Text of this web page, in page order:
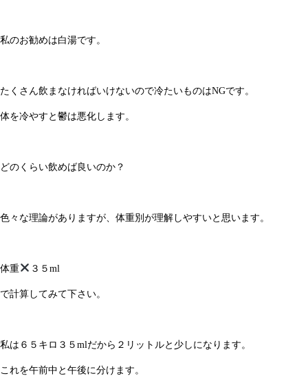
私のお勧めは白湯です。
たくさん飲まなければいけないので冷たいものはNGです。
体を冷やすと鬱は悪化します。
どのくらい飲めば良いのか？
色々な理論がありますが、体重別が理解しやすいと思います。
体重 ３５ml
で計算してみて下さい。
私は６５キロ３５mlだから２リットルと少しになります。
これを午前中と午後に分けます。